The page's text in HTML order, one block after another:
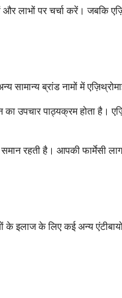
लाभों पर चर्चा करें। जबकि
सामान्य ब्रांड नामों में
उपचार पाठ्यक्रम होता
रहती है। आपकी
इलाज के लिए कई अन्य